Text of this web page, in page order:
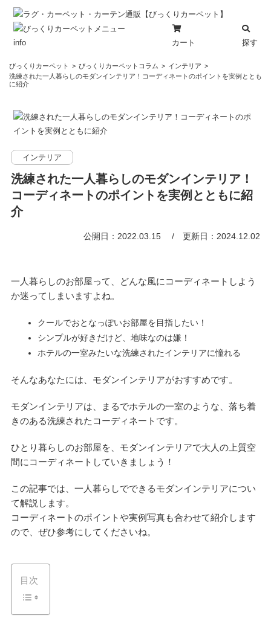
info カート 探す
びっくりカーペット びっくりカーペットコラム
インテリア
洗練された一人暮らしのモダンインテリア！コーディネートのポイントを実例ととも
に紹介
インテリア
洗練された一人暮らしのモダンインテリア！
コーディネートのポイントを実例とともに紹
介
公開日：2022.03.15 更新日：2024.12.02
一人暮らしのお部屋って、どんな風にコーディネートしよう
か迷ってしまいますよね。
クールでおとなっぽいお部屋を目指したい！
シンプルが好きだけど、地味なのは嫌！
ホテルの一室みたいな洗練されたインテリアに憧れる
そんなあなたには、モダンインテリアがおすすめです。
モダンインテリアは、まるでホテルの一室のような、落ち着
きのある洗練されたコーディネートです。
ひとり暮らしのお部屋を、モダンインテリアで大人の上質空
間にコーディネートしていきましょう！
この記事では、一人暮らしでできるモダンインテリアについ
て解説します。
コーディネートのポイントや実例写真も合わせて紹介します
ので、ぜひ参考にしてくださいね。
目次